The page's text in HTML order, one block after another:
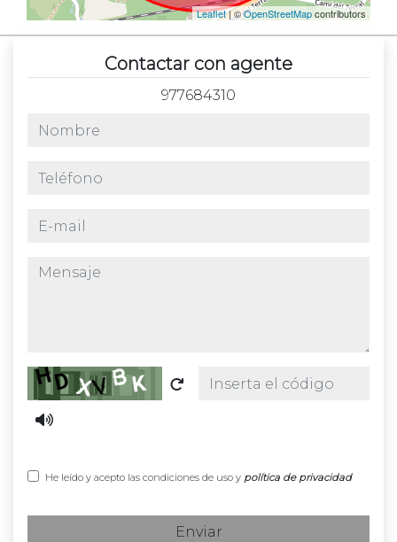
Leaflet| ©OpenStreetMapcontributors
Contactar con agente
977684310
nombre
teléfono
e-mail
mensaje
Captcha
He leído y acepto las condiciones de uso y política de privacidad
Enviar